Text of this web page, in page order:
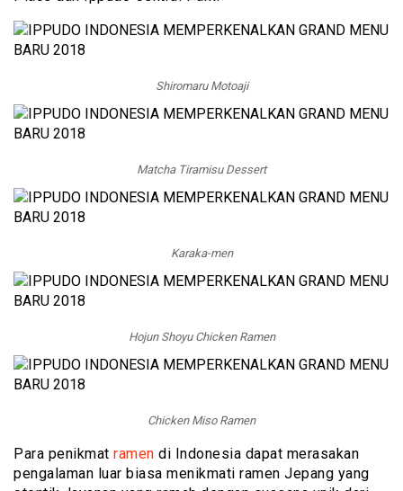
Shiromaru Motoaji
Matcha Tiramisu Dessert
Karaka-men
Hojun Shoyu Chicken Ramen
Chicken Miso Ramen
Para penikmat ramen di Indonesia dapat merasakan
pengalaman luar biasa menikmati ramen Jepang yang